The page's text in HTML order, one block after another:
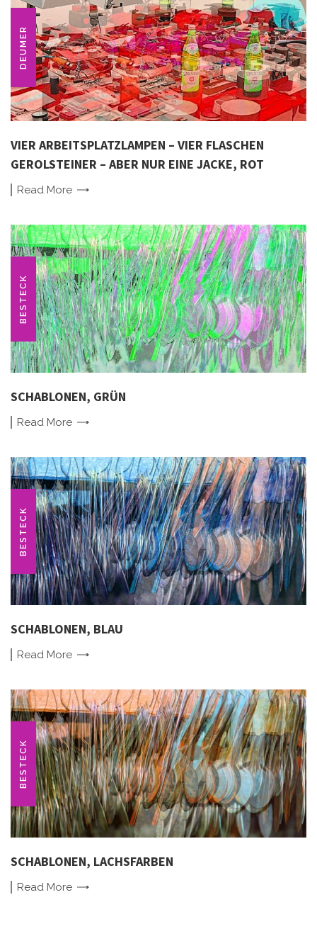
DEUMER
VIER ARBEITSPLATZLAMPEN – VIER FLASCHEN
GEROLSTEINER – ABER NUR EINE JACKE, ROT
Read More
BESTECK
SCHABLONEN, GRÜN
Read More
BESTECK
SCHABLONEN, BLAU
Read More
BESTECK
SCHABLONEN, LACHSFARBEN
Read More